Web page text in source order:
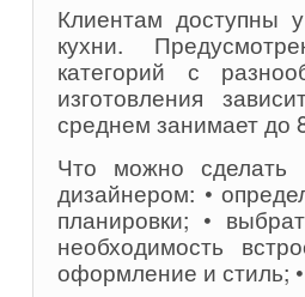
Клиентам доступны
кухни.
категорий с
изготовления
среднем занимает до
Что можно сделать
дизайнером: •
планировки; •
необходимость
оформление и стиль;